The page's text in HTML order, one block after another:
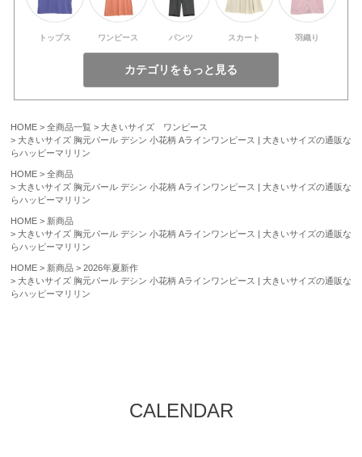
トップス ワンピース パンツ スカート 羽織り
HOME 全商品一覧
大きいサイズ ワンピース
大きいサイズ 胸元パール デシン 小花柄 Aラインワンピース | 大きいサイズの通販な
らハッピーマリリン
HOME
全商品
大きいサイズ 胸元パール デシン 小花柄 Aラインワンピース | 大きいサイズの通販な
らハッピーマリリン
HOME
新商品
大きいサイズ 胸元パール デシン 小花柄 Aラインワンピース | 大きいサイズの通販な
らハッピーマリリン
HOME 新商品
2026年夏新作
大きいサイズ 胸元パール デシン 小花柄 Aラインワンピース | 大きいサイズの通販な
らハッピーマリリン
CALENDAR